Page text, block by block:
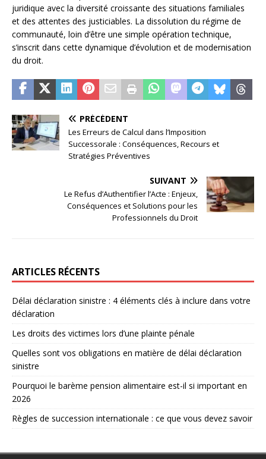
juridique avec la diversité croissante des situations familiales
et des attentes des justiciables. La dissolution du régime de
communauté, loin d’être une simple opération technique,
s’inscrit dans cette dynamique d’évolution et de modernisation
du droit.
PRÉCÉDENT
Les Erreurs de Calcul dans l’Imposition
Successorale : Conséquences, Recours et
Stratégies Préventives
SUIVANT
Le Refus d’Authentifier l’Acte : Enjeux,
Conséquences et Solutions pour les
Professionnels du Droit
ARTICLES RÉCENTS
Délai déclaration sinistre : 4 éléments clés à inclure dans votre
déclaration
Les droits des victimes lors d’une plainte pénale
Quelles sont vos obligations en matière de délai déclaration
sinistre
Pourquoi le barème pension alimentaire est-il si important en
2026
Règles de succession internationale : ce que vous devez savoir